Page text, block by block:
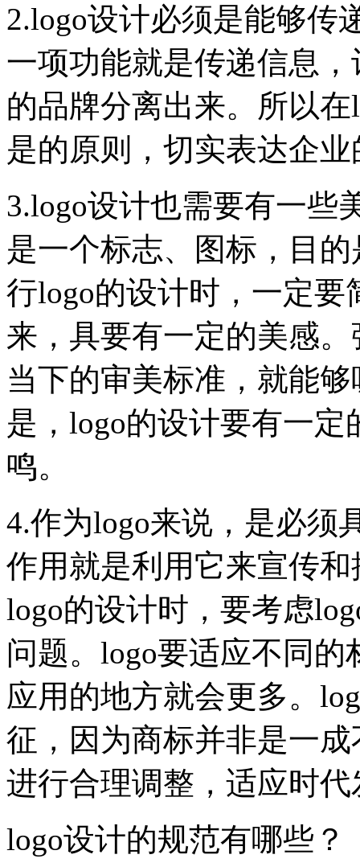
2.logo设计必须是能够传
一项功能就是传递信息
的品牌分离出来。所以
是的原则，切实表达企
3.logo设计也需要有一些
是一个标志、图标，目
行logo的设计时，一定
来，具要有一定的美感
当下的审美标准，就能
是，logo的设计要有一
鸣。
4.作为logo来说，是必须
作用就是利用它来宣传
logo的设计时，要考虑
问题。logo要适应不同
应用的地方就会更多。
征，因为商标并非是一
进行合理调整，适应时
logo设计的规范有哪些？